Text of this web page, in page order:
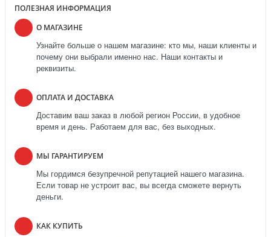
ПОЛЕЗНАЯ ИНФОРМАЦИЯ
О МАГАЗИНЕ
Узнайте больше о нашем магазине: кто мы, наши клиенты и
почему они выбрали именно нас. Наши контакты и
реквизиты.
ОПЛАТА И ДОСТАВКА
Доставим ваш заказ в любой регион России, в удобное
время и день. Работаем для вас, без выходных.
МЫ ГАРАНТИРУЕМ
Мы гордимся безупречной репутацией нашего магазина.
Если товар не устроит вас, вы всегда сможете вернуть
деньги.
КАК КУПИТЬ